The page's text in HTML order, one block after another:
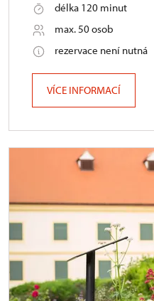
délka 120 minut
max. 50 osob
rezervace není nutná
VÍCE INFORMACÍ